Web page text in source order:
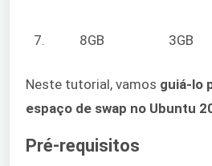
7. 8GB 3GB
Neste tutorial, vamos guiá-lo
espaço de swap no Ubuntu
Pré-requisitos